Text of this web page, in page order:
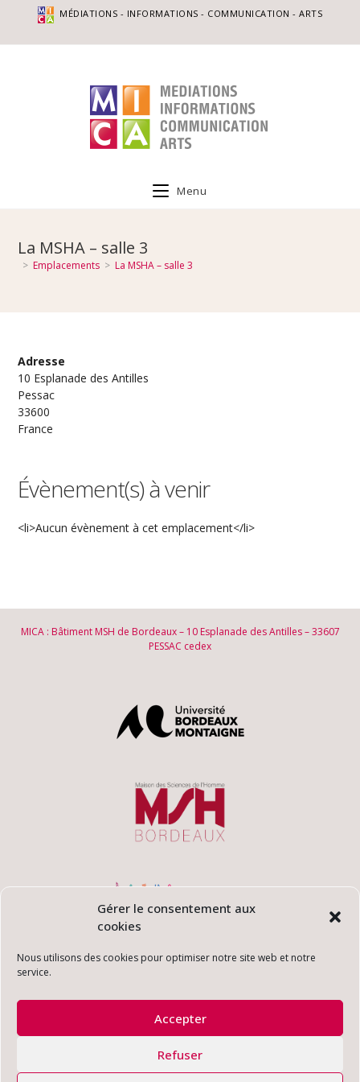
Gérer le consentement aux
cookies
Nous utilisons des cookies pour optimiser notre site web et notre
service.
Accepter
Refuser
MÉDIATIONS - INFORMATIONS - COMMUNICATION - ARTS
Menu
La MSHA – salle 3
> Emplacements > La MSHA – salle 3
Adresse
10 Esplanade des Antilles
Pessac
33600
France
Évènement(s) à venir
<li>Aucun évènement à cet emplacement</li>
MICA : Bâtiment MSH de Bordeaux – 10 Esplanade des Antilles – 33607
PESSAC cedex